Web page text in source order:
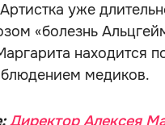
уже
«болезнь
находится
медиков.
Директор Алексея